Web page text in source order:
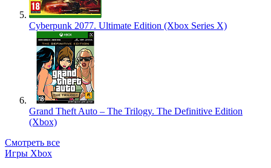
Cyberpunk 2077. Ultimate Edition (Xbox Series X)
Grand Theft Auto – The Trilogy. The Definitive Edition
(Xbox)
Смотреть все
Игры Xbox